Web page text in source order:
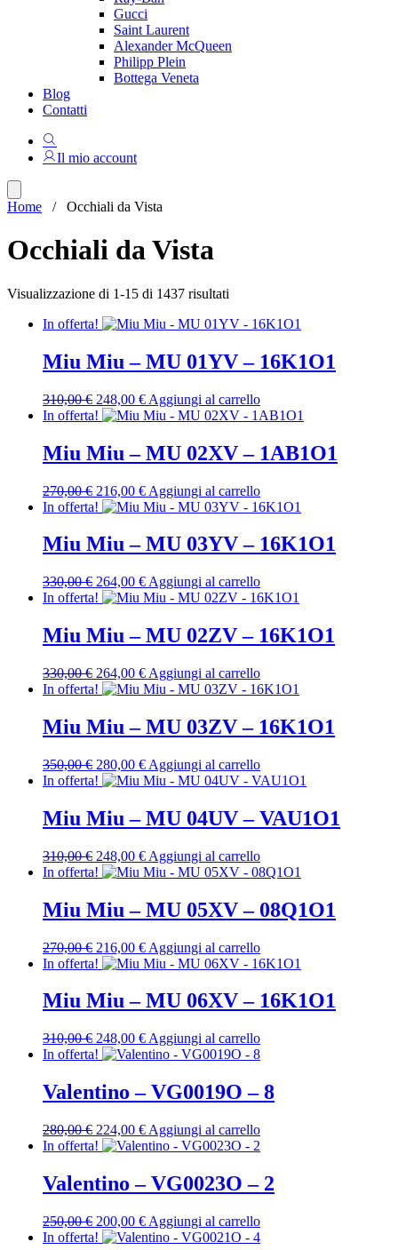
Gucci
Saint Laurent
Alexander McQueen
Philipp Plein
Bottega Veneta
Blog
Contatti
Il mio account
Home / Occhiali da Vista
Occhiali da Vista
Visualizzazione di 1-15 di 1437 risultati
base
più
recente
In offerta!
Miu Miu – MU 01YV – 16K1O1
310,00€ Il
prezzo
era:
310,00 €.
248,00 €Il
prezzo
è:
248,00 €.
Aggiungi al carrello
In offerta!
Miu Miu – MU 02XV – 1AB1O1
270,00€ Il
prezzo
era:
270,00 €.
216,00 €Il
prezzo
è:
216,00 €.
Aggiungi al carrello
In offerta!
Miu Miu – MU 03YV – 16K1O1
330,00€ Il
prezzo
era:
330,00 €.
264,00 €Il
prezzo
è:
264,00 €.
Aggiungi al carrello
In offerta!
Miu Miu – MU 02ZV – 16K1O1
330,00€ Il
prezzo
era:
330,00 €.
264,00 €Il
prezzo
è:
264,00 €.
Aggiungi al carrello
In offerta!
Miu Miu – MU 03ZV – 16K1O1
350,00€ Il
prezzo
era:
350,00 €.
280,00 €Il
prezzo
è:
280,00 €.
Aggiungi al carrello
In offerta!
Miu Miu – MU 04UV – VAU1O1
310,00€ Il
prezzo
era:
310,00 €.
248,00 €Il
prezzo
è:
248,00 €.
Aggiungi al carrello
In offerta!
Miu Miu – MU 05XV – 08Q1O1
270,00€ Il
prezzo
era:
270,00 €.
216,00 €Il
prezzo
è:
216,00 €.
Aggiungi al carrello
In offerta!
Miu Miu – MU 06XV – 16K1O1
310,00€ Il
prezzo
era:
310,00 €.
248,00 €Il
prezzo
è:
248,00 €.
Aggiungi al carrello
In offerta!
Valentino – VG0019O – 8
280,00€ Il
prezzo
era:
280,00 €.
224,00 €Il
prezzo
è:
224,00 €.
Aggiungi al carrello
In offerta!
Valentino – VG0023O – 2
250,00€ Il
prezzo
200,00 €Il
prezzo
Aggiungi al carrello
In offerta!